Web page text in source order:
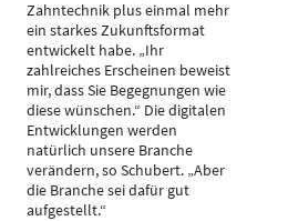
Zahntechnik plus einmal mehr
ein starkes Zukunftsformat
entwickelt habe. „Ihr
zahlreiches Erscheinen beweist
mir, dass Sie Begegnungen wie
diese wünschen.“ Die digitalen
Entwicklungen werden
natürlich unsere Branche
verändern, so Schubert. „Aber
die Branche sei dafür gut
aufgestellt.“